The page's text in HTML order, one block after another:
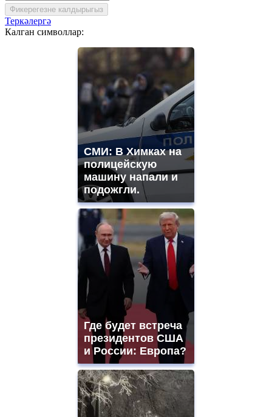
Фикерегезне калдырыгыз
Теркәлергә
Калган символлар:
СМИ: В Химках на
полицейскую
машину напали и
подожгли.
Где будет встреча
президентов США
и России: Европа?